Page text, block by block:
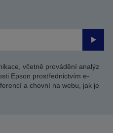
Odeslat
včetně provádění analýz
Epson prostřednictvím e-
a chovní na webu, jak je